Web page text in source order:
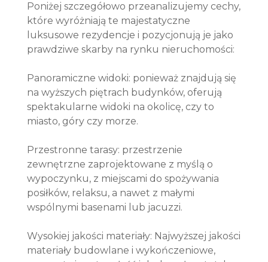
Poniżej szczegółowo przeanalizujemy cechy,
które wyróżniają te majestatyczne
luksusowe rezydencje i pozycjonują je jako
prawdziwe skarby na rynku nieruchomości:
Panoramiczne widoki: ponieważ znajdują się
na wyższych piętrach budynków, oferują
spektakularne widoki na okolicę, czy to
miasto, góry czy morze.
Przestronne tarasy: przestrzenie
zewnętrzne zaprojektowane z myślą o
wypoczynku, z miejscami do spożywania
posiłków, relaksu, a nawet z małymi
wspólnymi basenami lub jacuzzi.
Wysokiej jakości materiały: Najwyższej jakości
materiały budowlane i wykończeniowe,